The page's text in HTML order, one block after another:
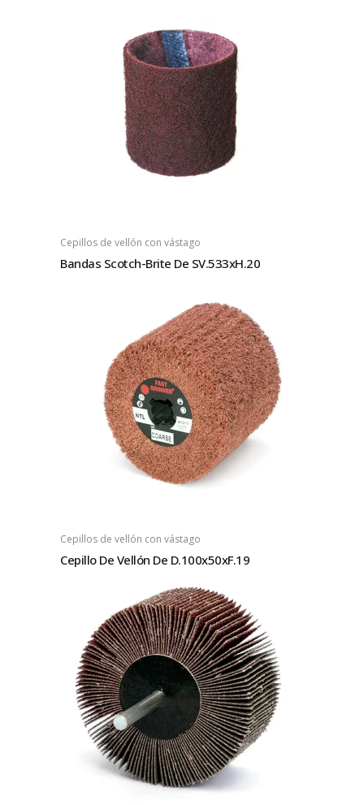
Cepillos de vellón con vástago
Bandas Scotch-Brite De SV.533xH.20
Cepillos de vellón con vástago
Cepillo De Vellón De D.100x50xF.19